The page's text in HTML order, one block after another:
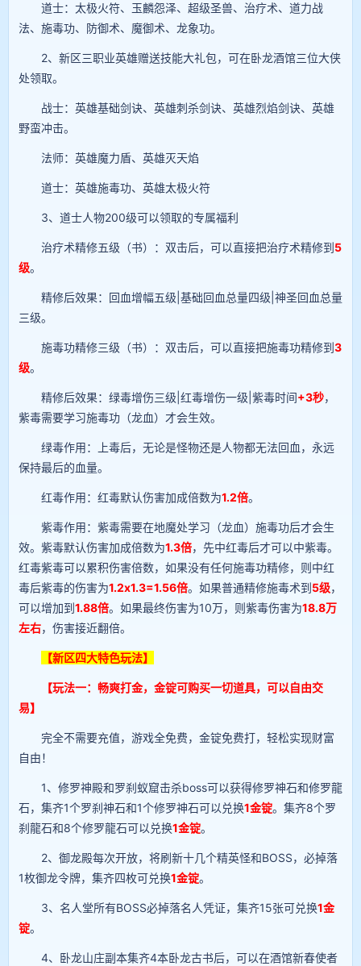
道士：太极火符、玉麟怨泽、超级圣兽、治疗术、道力战
法、施毒功、防御术、魔御术、龙象功。
2、新区三职业英雄赠送技能大礼包，可在卧龙酒馆三位大侠
处领取。
战士：英雄基础剑诀、英雄刺杀剑诀、英雄烈焰剑诀、英雄
野蛮冲击。
法师：英雄魔力盾、英雄灭天焰
道士：英雄施毒功、英雄太极火符
3、道士人物200级可以领取的专属福利
治疗术精修五级（书）：双击后，可以直接把治疗术精修到5
级。
精修后效果：回血增幅五级|基础回血总量四级|神圣回血总量
三级。
施毒功精修三级（书）：双击后，可以直接把施毒功精修到3
级。
精修后效果：绿毒增伤三级|红毒增伤一级|紫毒时间+3秒，
紫毒需要学习施毒功（龙血）才会生效。
绿毒作用：上毒后，无论是怪物还是人物都无法回血，永远
保持最后的血量。
红毒作用：红毒默认伤害加成倍数为1.2倍。
紫毒作用：紫毒需要在地魔处学习（龙血）施毒功后才会生
效。紫毒默认伤害加成倍数为1.3倍，先中红毒后才可以中紫毒。
红毒紫毒可以累积伤害倍数，如果没有任何施毒功精修，则中红
毒后紫毒的伤害为1.2x1.3=1.56倍。如果普通精修施毒术到5级，
可以增加到1.88倍。如果最终伤害为10万，则紫毒伤害为18.8万
左右，伤害接近翻倍。
【新区四大特色玩法】
【玩法一：畅爽打金，金锭可购买一切道具，可以自由交
易】
完全不需要充值，游戏全免费，金锭免费打，轻松实现财富
自由！
1、修罗神殿和罗刹蚁窟击杀boss可以获得修罗神石和修罗龍
石，集齐1个罗刹神石和1个修罗神石可以兑换1金锭。集齐8个罗
刹龍石和8个修罗龍石可以兑换1金锭。
2、御龙殿每次开放，将刷新十几个精英怪和BOSS，必掉落
1枚御龙令牌，集齐四枚可兑换1金锭。
3、名人堂所有BOSS必掉落名人凭证，集齐15张可兑换1金
锭。
4、卧龙山庄副本集齐4本卧龙古书后，可以在酒馆新春使者